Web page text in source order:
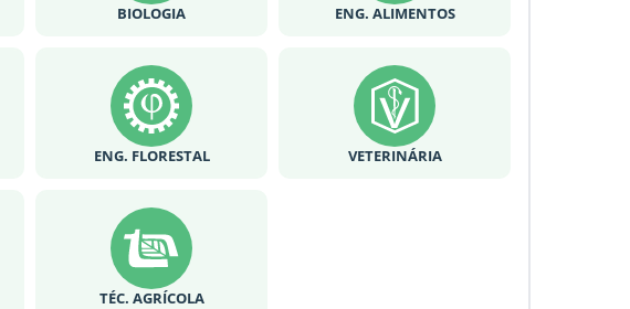
BIOLOGIA ENG. ALIMENTOS
ENG. FLORESTAL VETERINÁRIA
TÉC. AGRÍCOLA